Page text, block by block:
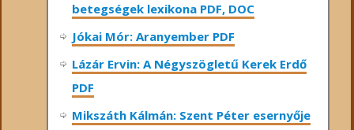
betegségek lexikona PDF, DOC
Jókai Mór: Aranyember PDF
Lázár Ervin: A Négyszögletű Kerek Erdő
PDF
Mikszáth Kálmán: Szent Péter esernyője